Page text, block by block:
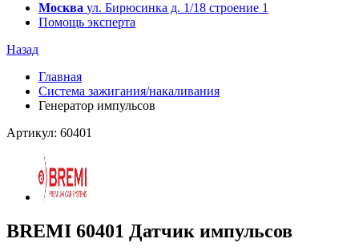
Москва ул. Бирюсинка д. 1/18 строение 1
Помощь эксперта
Назад
Главная
Система зажигания/накаливания
Генератор импульсов
Артикул: 60401
BREMI 60401 Датчик импульсов